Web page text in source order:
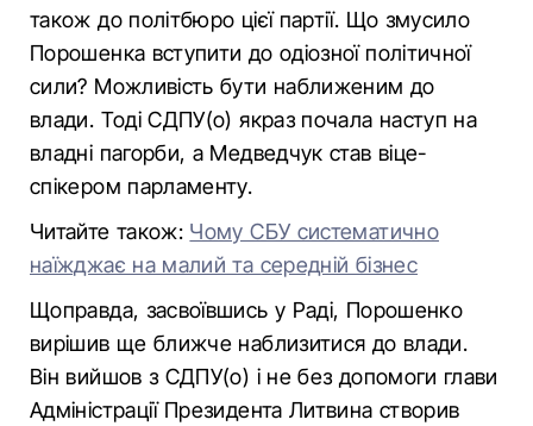
також до політбюро цієї партії. Що змусило
Порошенка вступити до одіозної політичної
сили? Можливість бути наближеним до
влади. Тоді СДПУ(о) якраз почала наступ на
владні пагорби, а Медведчук став віце-
спікером парламенту.
Читайте також: Чому СБУ систематично
наїжджає на малий та середній бізнес
Щоправда, засвоївшись у Раді, Порошенко
вирішив ще ближче наблизитися до влади.
Він вийшов з СДПУ(о) і не без допомоги глави
Адміністрації Президента Литвина створив